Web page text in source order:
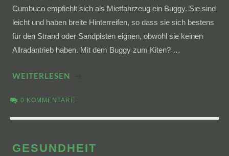
Cumbuco empfiehlt sich als Mietfahrzeug ein Buggy. Sie sind
leicht und haben breite Hinterreifen, so dass sie sich bestens
für den Strand oder Sandpisten eignen, obwohl sie keinen
Allradantrieb haben. Mit dem Buggy zum Kiten? …
WEITERLESEN
0 KOMMENTARE
GESUNDHEIT